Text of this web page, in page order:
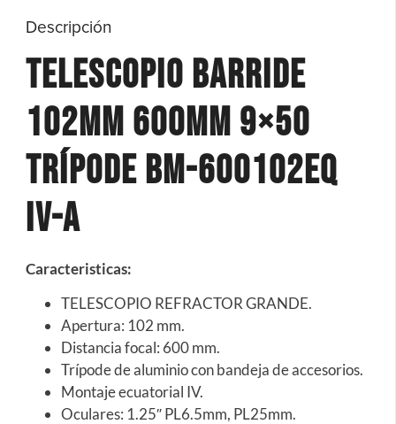
Descripción
Telescopio Barride
102mm 600mm 9×50
Trípode BM-600102EQ
IV-A
Caracteristicas:
TELESCOPIO REFRACTOR GRANDE.
Apertura: 102 mm.
Distancia focal: 600 mm.
Trípode de aluminio con bandeja de accesorios.
Montaje ecuatorial IV.
Oculares: 1.25″ PL6.5mm, PL25mm.